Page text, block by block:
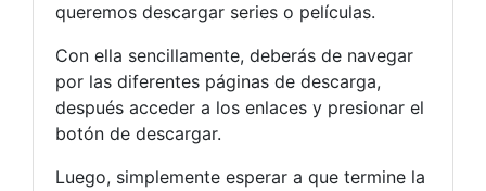
queremos descargar series o películas.
Con ella sencillamente, deberás de navegar
por las diferentes páginas de descarga,
después acceder a los enlaces y presionar el
botón de descargar.
Luego, simplemente esperar a que termine la